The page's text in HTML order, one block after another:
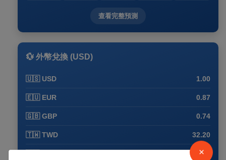
查看完整預測
💱 外幣兌換 (USD)
🇺🇸 USD 1.00
🇪🇺 EUR 0.87
🇬🇧 GBP 0.74
🇹🇼 TWD 32.20
157.61